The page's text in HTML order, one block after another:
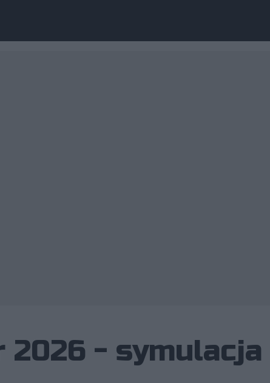
2026 - symulacja